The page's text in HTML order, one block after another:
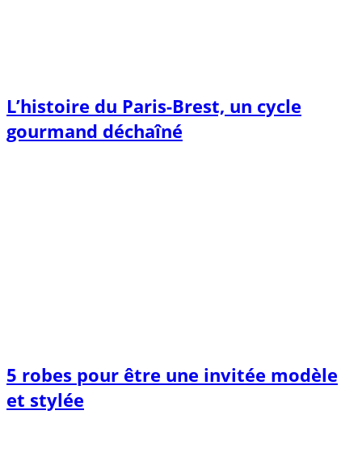
L’histoire du Paris-Brest, un cycle
gourmand déchaîné
5 robes pour être une invitée modèle
et stylée